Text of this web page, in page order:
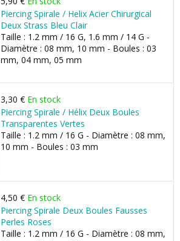
Piercing Spirale / Helix Acier Chirurgical
Deux Strass Bleu Clair
Taille : 1.2 mm / 16 G, 1.6 mm / 14 G -
Diamètre : 08 mm, 10 mm - Boules : 03
mm, 04 mm, 05 mm
3,30 € En stock
Piercing Spirale / Hélix Deux Boules
Transparentes Vertes
Taille : 1.2 mm / 16 G - Diamètre : 08 mm,
10 mm - Boules : 03 mm
4,50 € En stock
Piercing Spirale Deux Boules Fausses
Perles Roses
Taille : 1.2 mm / 16 G - Diamètre : 08 mm,